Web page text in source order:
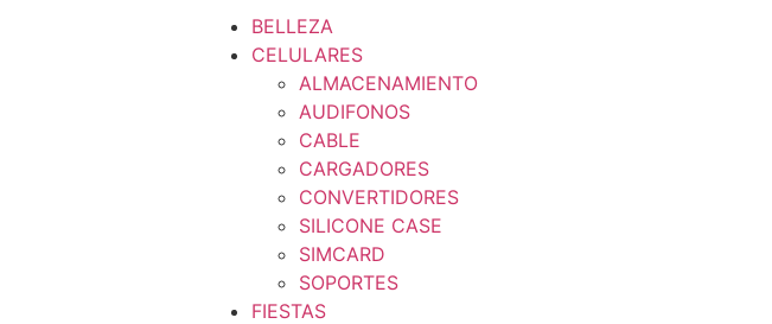
BELLEZA
CELULARES
ALMACENAMIENTO
AUDIFONOS
CABLE
CARGADORES
CONVERTIDORES
SILICONE CASE
SIMCARD
SOPORTES
FIESTAS